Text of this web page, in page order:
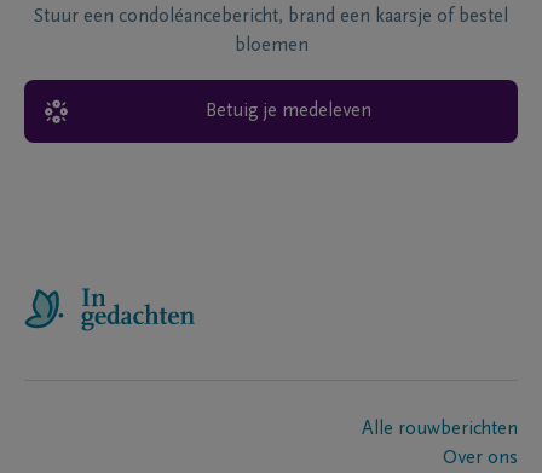
Stuur een condoléancebericht, brand een kaarsje of bestel
bloemen
Betuig je medeleven
Alle rouwberichten
Over ons